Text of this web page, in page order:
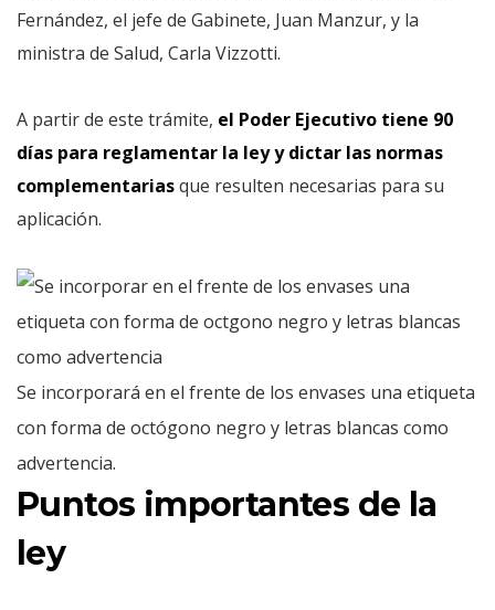
Fernández, el jefe de Gabinete, Juan Manzur, y la
ministra de Salud, Carla Vizzotti.
A partir de este trámite, el Poder Ejecutivo tiene 90
días para reglamentar la ley y dictar las normas
complementariasque resulten necesarias para su
aplicación.
Se incorporará en el frente de los envases una etiqueta
con forma de octógono negro y letras blancas como
advertencia.
Puntos importantes de la
ley